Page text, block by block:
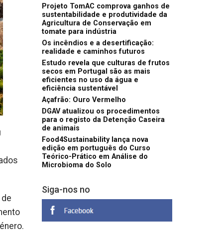
Projeto TomAC comprova ganhos de
sustentabilidade e produtividade da
Agricultura de Conservação em
tomate para indústria
Os incêndios e a desertificação:
realidade e caminhos futuros
Estudo revela que culturas de frutos
secos em Portugal são as mais
eficientes no uso da água e
eficiência sustentável
Açafrão: Ouro Vermelho
DGAV atualizou os procedimentos
para o registo da Detenção Caseira
de animais
Food4Sustainability lança nova
edição em português do Curso
Teórico-Prático em Análise do
Microbioma do Solo
Siga-nos no